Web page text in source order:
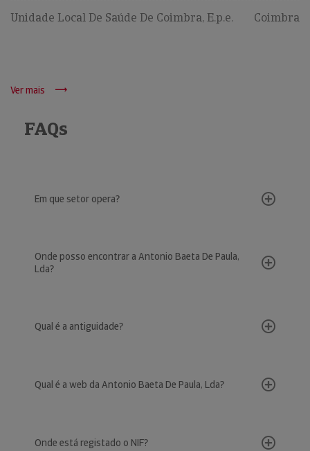
Unidade Local De Saúde De Coimbra, E.p.e. Coimbra
Ver mais
FAQs
Em que setor opera?
Onde posso encontrar a Antonio Baeta De Paula,
Lda?
Qual é a antiguidade?
Qual é a web da Antonio Baeta De Paula, Lda?
Onde está registado o NIF?